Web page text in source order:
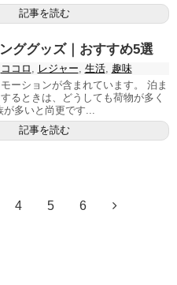
記事を読む
ググッズ｜おすすめ5選
ココロ レジャー 生活, 趣味
ーションが含まれています。 泊ま
るときは、どうしても荷物が多く
多いと尚更です...
記事を読む
4 5 6